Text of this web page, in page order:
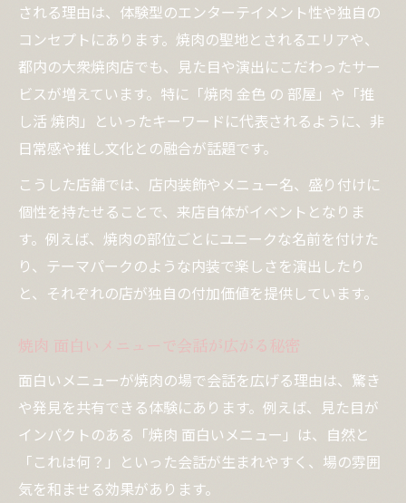
される理由は、体験型のエンターテイメント性や独自の
コンセプトにあります。焼肉の聖地とされるエリアや、
都内の大衆焼肉店でも、見た目や演出にこだわったサー
ビスが増えています。特に「焼肉 金色 の 部屋」や「推
し活 焼肉」といったキーワードに代表されるように、非
日常感や推し文化との融合が話題です。
こうした店舗では、店内装飾やメニュー名、盛り付けに
個性を持たせることで、来店自体がイベントとなりま
す。例えば、焼肉の部位ごとにユニークな名前を付けた
り、テーマパークのような内装で楽しさを演出したり
と、それぞれの店が独自の付加価値を提供しています。
焼肉 面白いメニューで会話が広がる秘密
面白いメニューが焼肉の場で会話を広げる理由は、驚き
や発見を共有できる体験にあります。例えば、見た目が
インパクトのある「焼肉 面白いメニュー」は、自然と
「これは何？」といった会話が生まれやすく、場の雰囲
気を和ませる効果があります。